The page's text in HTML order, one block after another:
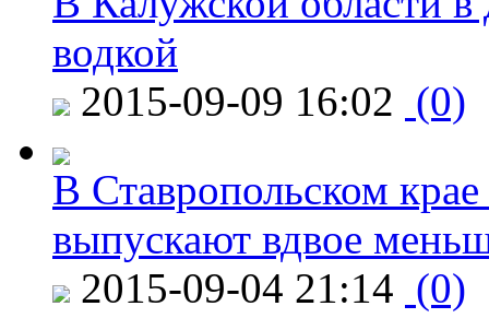
водкой
2015-09-09 16:02 (0)
В Ставропольском
выпускают вдвое
2015-09-04 21:14 (0)